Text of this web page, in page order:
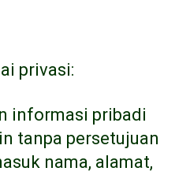
privasi:
informasi pribadi
tanpa persetujuan
nama, alamat,